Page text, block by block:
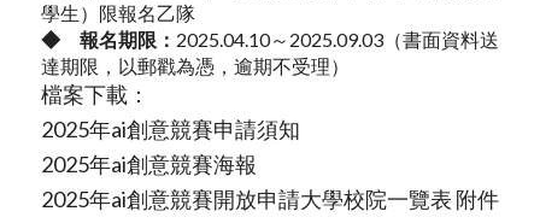
學生）限報名乙隊
◆ 報名期限： 2025.04.10～2025.09.03（書面資料送
達期限，以郵戳為憑，逾期不受理）
檔案下載：
2025年ai創意競賽申請須知
2025年ai創意競賽海報
2025年ai創意競賽開放申請大學校院一覽表 附件